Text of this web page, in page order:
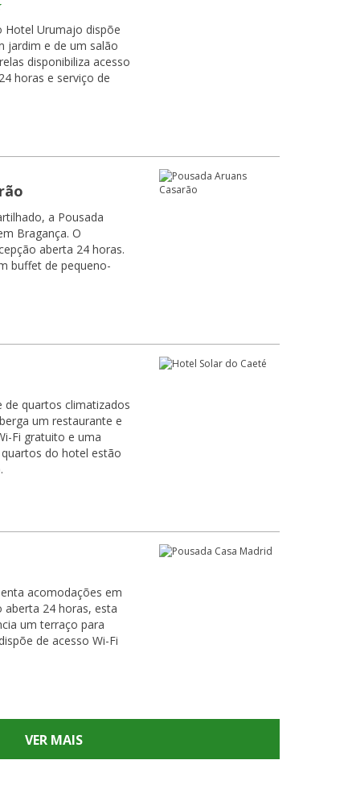
Hotel Urumajo dispõe
jardim e de um salão
disponibiliza acesso
horas e serviço de
a Pousada
Bragança. O
aberta 24 horas.
buffet de pequeno-
de quartos climatizados
um restaurante e
Fi gratuito e uma
acomodações em
aberta 24 horas, esta
um terraço para
de acesso Wi-Fi
VER MAIS